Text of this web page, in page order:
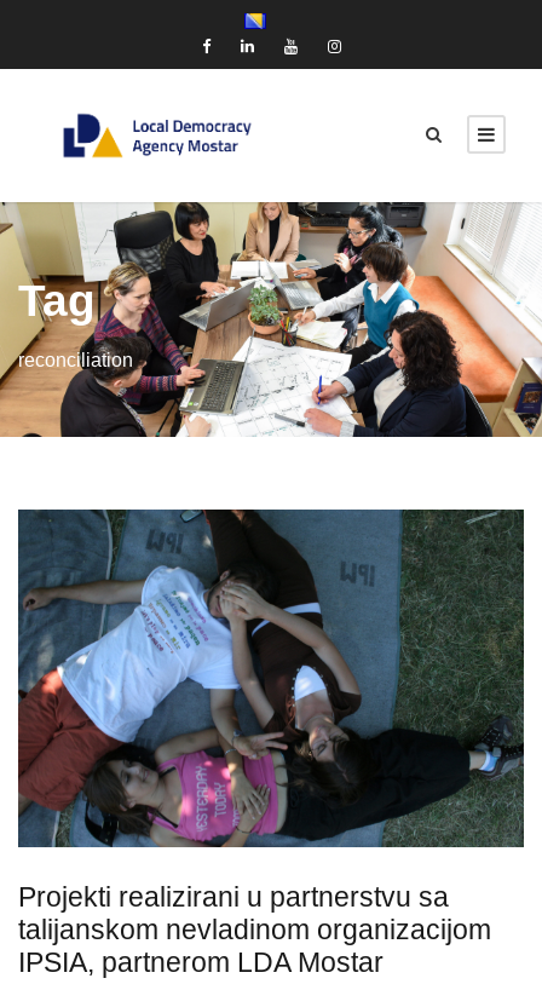
Tag
reconciliation
Projekti realizirani u partnerstvu sa
talijanskom nevladinom organizacijom
IPSIA, partnerom LDA Mostar